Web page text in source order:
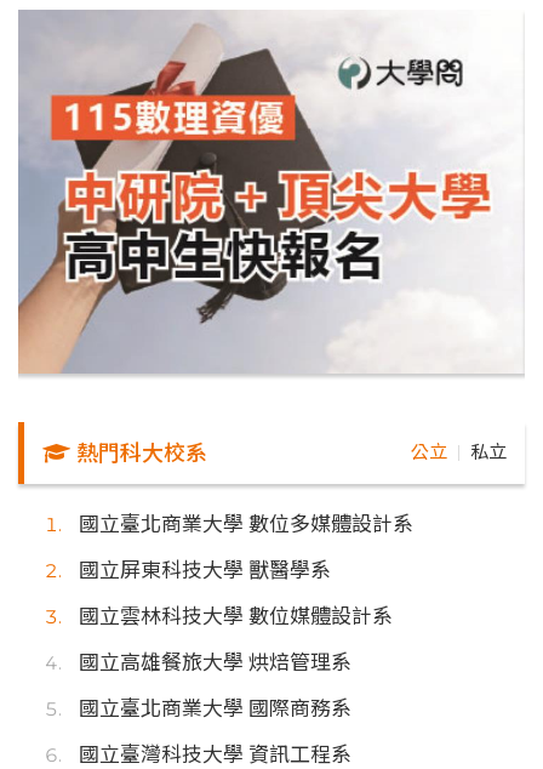
熱門科大校系 公立 私立
國立臺北商業大學 數位多媒體設計系
國立屏東科技大學 獸醫學系
國立雲林科技大學 數位媒體設計系
國立高雄餐旅大學 烘焙管理系
國立臺北商業大學 國際商務系
國立臺灣科技大學 資訊工程系